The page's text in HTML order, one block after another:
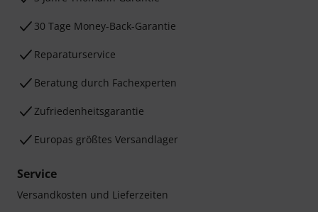
30 Tage Money-Back-Garantie
Reparaturservice
Beratung durch Fachexperten
Zufriedenheitsgarantie
Europas größtes Versandlager
Service
Versandkosten und Lieferzeiten